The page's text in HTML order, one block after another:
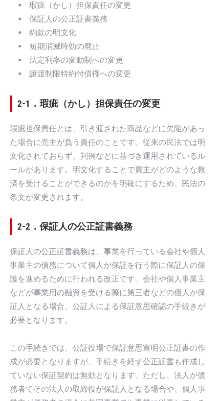
瑕疵（かし）担保責任の変更
保証人の公正証書義務
約款の明文化
短期消滅時効の廃止
法定利率の変動制への変更
譲渡制限特約付債権への変更
2-1．瑕疵（かし）担保責任の変更
瑕疵担保責任とは、引き渡された商品などに欠陥があっ
た場合に売主が負う責任のことです。従来の民法では明
文化されておらず、判例などに基づき運用されているル
ールがあります。明文化することで買主がどのような救
済を受けることができるのかを明確にするため、民法の
条文が変更されます。
2-2．保証人の公正証書義務
保証人の公正証書義務は、事業を行っている会社や個人
事業主の債務について個人が保証を行う際に保証人の保
護を進めるために行われる改正です。会社や個人事業主
などが事業用の融資を受ける際に第三者などの個人が保
証人となる場合、公証人による保証意思確認の手続きが
必要となります。
この手続きでは、公証役場で保証意思宣明公正証書の作
成が必要となりますが、手続きを経ず公正証書も作成し
ていない保証契約は無効となります。ただし、法人が債
務者でその法人の取締役が保証人となる場合や、個人事